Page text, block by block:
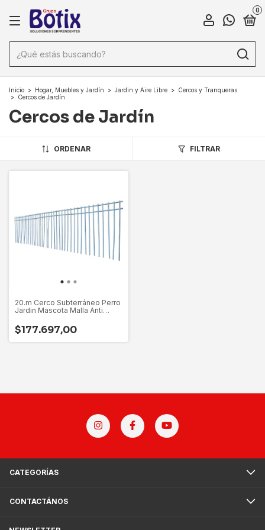
0
Inicio > Hogar, Muebles y Jardín > Jardin y Aire Libre > Cercos y Tranqueras
> Cercos de Jardín
Cercos de Jardín
ORDENAR FILTRAR
20.m Cerco Subterráneo Perro
Jardin Mascota Malla Anti
$177.697,00
CATEGORÍAS
CONTACTÁNOS